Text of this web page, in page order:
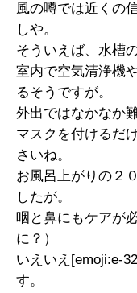
風の噂では近くの
しや。
そういえば、水槽
室内で空気清浄機
るそうですが。
外出ではなかなか
マスクを付けるだ
さいね。
お風呂上がりの２
したが。
咽と鼻にもケアが
に？）
いえいえ[emoji:e-
す。